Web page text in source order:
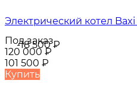
-18 500₽
Электрический котел
Под заказ
120 000 ₽
101 500 ₽
Купить